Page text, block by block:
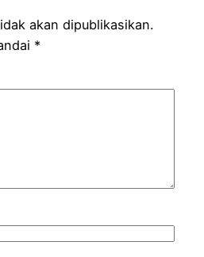
akan dipublikasikan.
*